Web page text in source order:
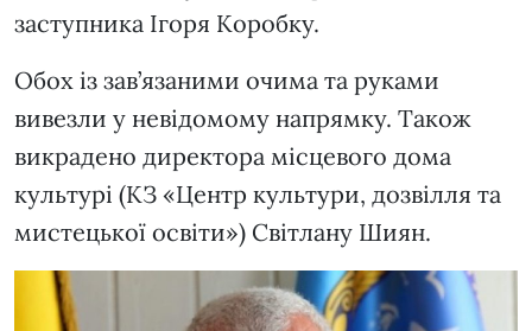
заступника Ігоря Коробку.
Обох із зав’язаними очима та руками
вивезли у невідомому напрямку. Також
викрадено директора місцевого дома
культурі (КЗ «Центр культури, дозвілля та
мистецької освіти») Світлану Шиян.